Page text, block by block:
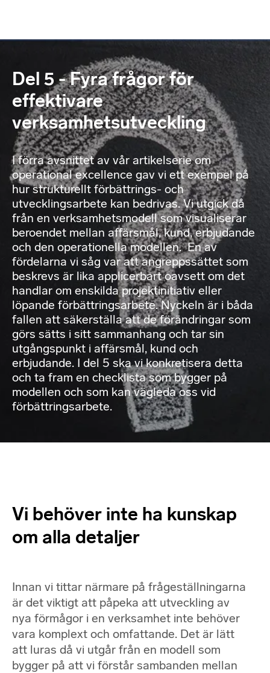
Del 5 - Fyra frågor för
effektivare
verksamhetsutveckling
I förra avsnittet av vår artikelserie om
operational excellence gav vi ett exempel på
hur strukturellt förbättrings- och
utvecklingsarbete kan bedrivas. Vi utgick då
från en verksamhetsmodell som visualiserar
beroendet mellan affärsmål, kund, erbjudande
och den operationella modellen. En av
fördelarna vi såg var att angreppssättet som
beskrevs är lika applicerbart oavsett om det
handlar om enskilda projektinitiativ eller
löpande förbättringsarbete. Nyckeln är i båda
fallen att säkerställa att de förändringar som
görs sätts i sitt sammanhang och tar sin
utgångspunkt i affärsmål, kund och
erbjudande. I del 5 ska vi konkretisera detta
och ta fram en checklista som bygger på
modellen och som kan vägleda oss vid
förbättringsarbete.
Vi behöver inte ha kunskap
om alla detaljer
Innan vi tittar närmare på frågeställningarna
är det viktigt att påpeka att utveckling av
nya förmågor i en verksamhet inte behöver
vara komplext och omfattande. Det är lätt
att luras då vi utgår från en modell som
bygger på att vi förstår sambanden mellan